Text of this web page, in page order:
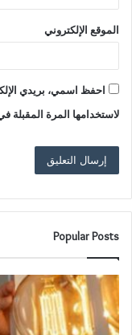
الموقع الإلكتروني
احفظ اسمي، بريدي
لاستخدامها المرة المقبلة
Popular Posts